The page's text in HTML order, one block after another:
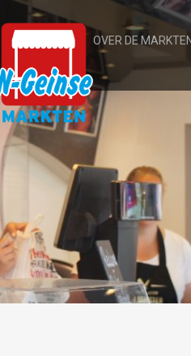
OVER DE MARKTEN